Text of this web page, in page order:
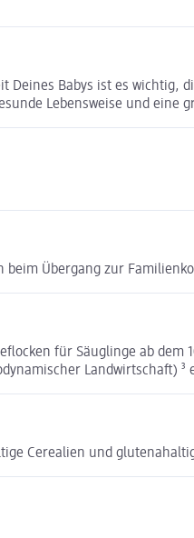
Deines Babys ist es
Lebensweise und eine
Übergang zur
für Säuglinge ab dem
Landwirtschaft)
Cerealien und